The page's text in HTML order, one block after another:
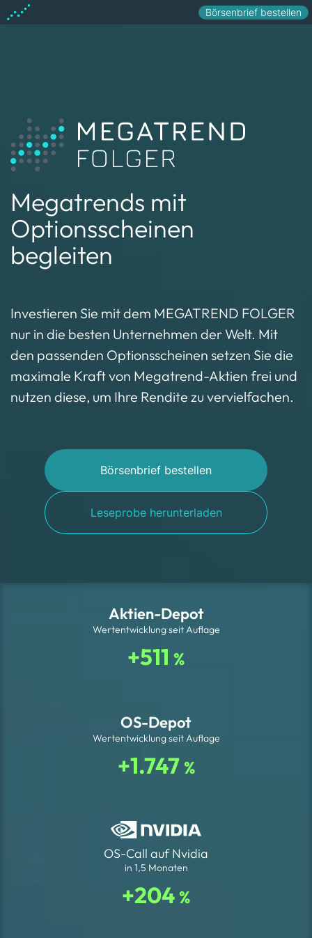
Börsenbrief bestellen
Megatrends mit
Optionsscheinen
begleiten
Investieren Sie mit dem MEGATREND FOLGER
nur in die besten Unternehmen der Welt. Mit
den passenden Optionsscheinen setzen Sie die
maximale Kraft von Megatrend-Aktien frei und
nutzen diese, um Ihre Rendite zu vervielfachen.
Börsenbrief bestellen
Leseprobe herunterladen
Aktien-Depot
Wertentwicklung seit Auflage
+511 %
OS-Depot
Wertentwicklung seit Auflage
+1.747 %
OS-Call auf Nvidia
in 1,5 Monaten
+204 %